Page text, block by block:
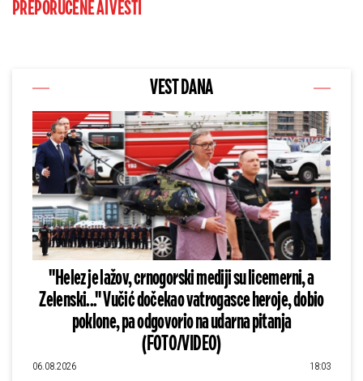
PREPORUČENE AI VESTI
VEST DANA
"Helez je lažov, crnogorski mediji su licemerni, a
Zelenski..." Vučić dočekao vatrogasce heroje, dobio
poklone, pa odgovorio na udarna pitanja
(FOTO/VIDEO)
06.08.2026 18:03